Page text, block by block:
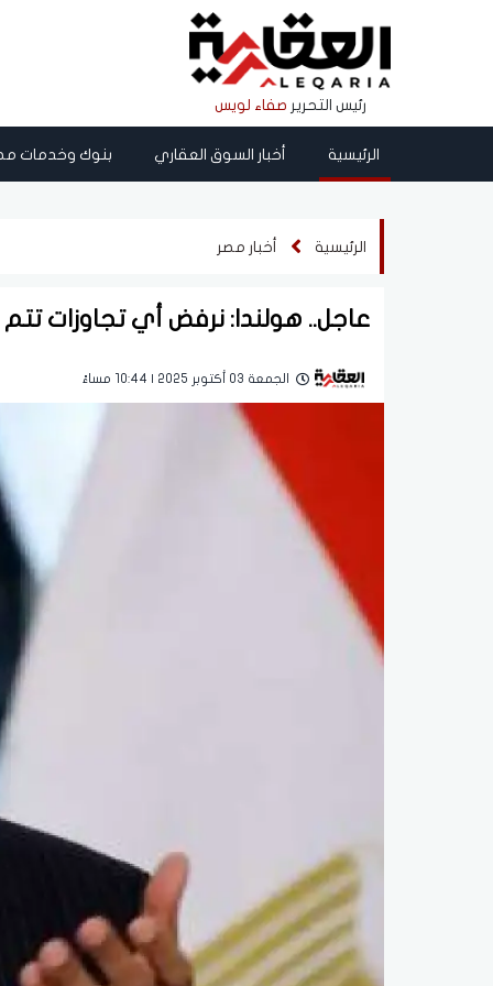
رئيس التحرير صفاء لويس
الرئيسية أخبار السوق العقاري بنوك وخدمات
الرئيسية أخبار مصر
عاجل.. هولندا: نرفض أي تجاوزات
الجمعة 03 أكتوبر 2025 | 10:44 مساءً